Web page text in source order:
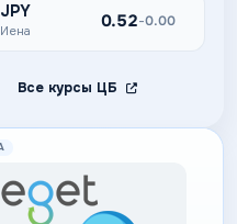
JPY
Иена 0.52–0.00
Все курсы ЦБ